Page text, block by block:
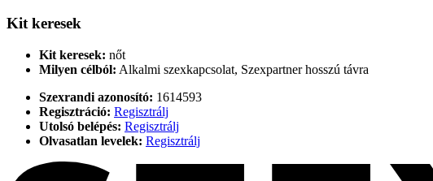
Kit keresek
Kit keresek: nőt
Milyen célból: Alkalmi szexkapcsolat, Szexpartner hosszú távra
Szexrandi azonosító: 1614593
Regisztráció: Regisztrálj
Utolsó belépés: Regisztrálj
Olvasatlan levelek: Regisztrálj